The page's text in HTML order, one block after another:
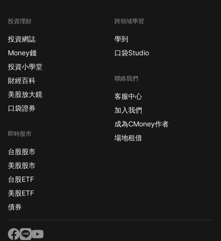
投資理財
投資網誌
Money錢
投資小學堂
財經百科
美股放大鏡
口袋證券
即時股市
台股股市
美股股市
台股ETF
美股ETF
債券
跨領域學習
學到
口袋Studio
聯絡我們
客服中心
加入我們
成為CMoney作者
場地租借